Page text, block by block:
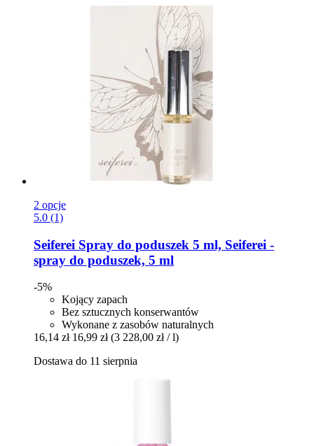
2 opcje
5.0 (1)
Seiferei Spray do poduszek 5 ml, Seiferei -​
spray do poduszek, 5 ml
-5%
Kojący zapach
Bez sztucznych konserwantów
Wykonane z zasobów naturalnych
16,14 zł 16,99 zł (3 228,00 zł / l)
Dostawa do 11 sierpnia